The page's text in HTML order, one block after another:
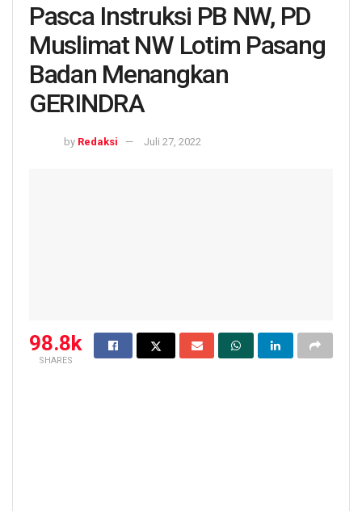
Pasca Instruksi PB NW, PD
Muslimat NW Lotim Pasang
Badan Menangkan
GERINDRA
by Redaksi Juli 27, 2022
98.8k
SHARES